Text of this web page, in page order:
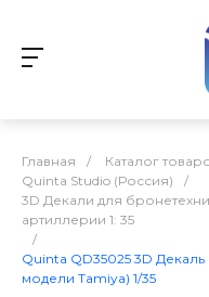
Главная / Каталог
Quinta Studio (Россия)
/
3D Декали для
артиллерии 1: 35
/
Quinta QD35025 3D
модели Tamiya) 1/35